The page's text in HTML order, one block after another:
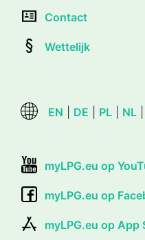
Contact
Wettelijk
EN DE PL NL
myLPG.eu op
myLPG.eu op
myLPG.eu op App